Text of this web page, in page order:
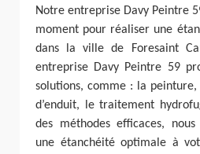
Notre entreprise Davy Peintre
moment pour réaliser une
dans la ville de Foresaint
entreprise Davy Peintre 59
solutions, comme : la
d’enduit, le traitement
des méthodes efficaces,
une étanchéité optimale à